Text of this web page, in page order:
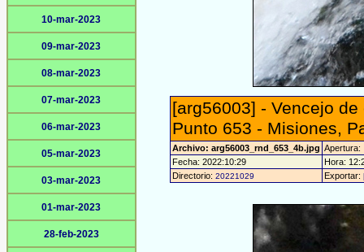
10-mar-2023
09-mar-2023
08-mar-2023
07-mar-2023
06-mar-2023
05-mar-2023
03-mar-2023
01-mar-2023
28-feb-2023
[arg56003] - Vencejo
Punto 653 - Misiones,
Archivo: arg56003_rnd_653_4b.jpg Apertura:
Fecha: 2022:10:29
Hora:
Directorio: 20221029 Exportar: